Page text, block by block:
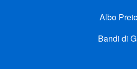
Albo
Bandi di